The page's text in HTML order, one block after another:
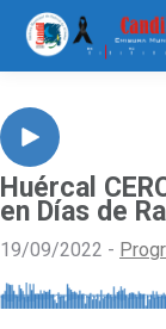
Huércal
en Días de
19/09/2022 -